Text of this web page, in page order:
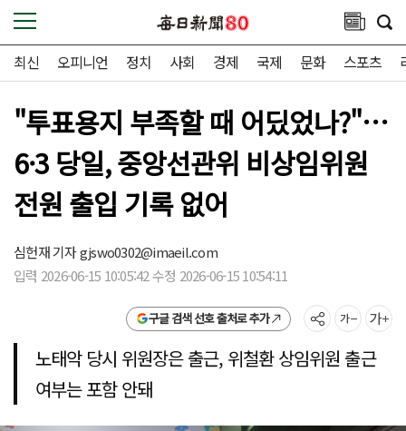
최신 오피니언 정치 사회 경제 국제 문화 스포츠
"투표용지 부족할 때 어딨었나?"…
6·3 당일, 중앙선관위 비상임위원
전원 출입 기록 없어
심헌재 기자gjswo0302@imaeil.com
입력 2026-06-15 10:05:42 수정 2026-06-15 10:54:11
구글 검색 선호 출처로 추가
노태악 당시 위원장은 출근, 위철환 상임위원 출근
여부는 포함 안돼